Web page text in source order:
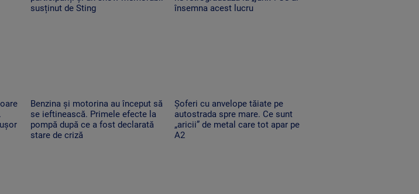
susținut de Sting
însemna acest lucru
Benzina și motorina au început să
se ieftinească. Primele efecte la
pompă după ce a fost declarată
stare de criză
Șoferi cu anvelope tăiate pe
autostrada spre mare. Ce sunt
„aricii” de metal care tot apar pe
A2